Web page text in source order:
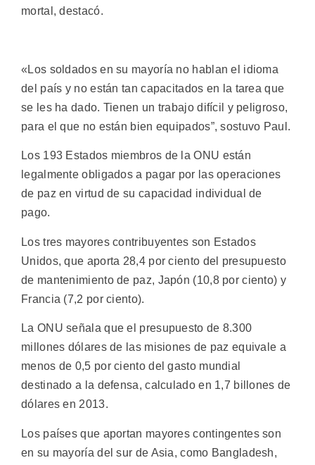
mortal, destacó.
«Los soldados en su mayoría no hablan el idioma
del país y no están tan capacitados en la tarea que
se les ha dado. Tienen un trabajo difícil y peligroso,
para el que no están bien equipados”, sostuvo Paul.
Los 193 Estados miembros de la ONU están
legalmente obligados a pagar por las operaciones
de paz en virtud de su capacidad individual de
pago.
Los tres mayores contribuyentes son Estados
Unidos, que aporta 28,4 por ciento del presupuesto
de mantenimiento de paz, Japón (10,8 por ciento) y
Francia (7,2 por ciento).
La ONU señala que el presupuesto de 8.300
millones dólares de las misiones de paz equivale a
menos de 0,5 por ciento del gasto mundial
destinado a la defensa, calculado en 1,7 billones de
dólares en 2013.
Los países que aportan mayores contingentes son
en su mayoría del sur de Asia, como Bangladesh,